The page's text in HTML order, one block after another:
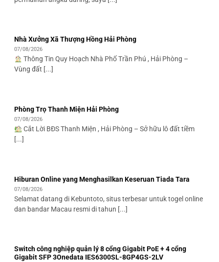
Nhà Xưởng Xã Thượng Hồng Hải Phòng
07/08/2026
Thông Tin Quy Hoạch Nhà Phố Trần Phú , Hải Phòng –
Vùng đất [...]
Phòng Trọ Thanh Miện Hải Phòng
07/08/2026
Cắt Lời BĐS Thanh Miện , Hải Phòng – Sở hữu lô đất tiềm
[...]
Hiburan Online yang Menghasilkan Keseruan Tiada Tara
07/08/2026
Selamat datang di Kebuntoto, situs terbesar untuk togel online
dan bandar Macau resmi di tahun [...]
Switch công nghiệp quản lý 8 cổng Gigabit PoE + 4 cổng
Gigabit SFP 3Onedata IES6300SL-8GP4GS-2LV